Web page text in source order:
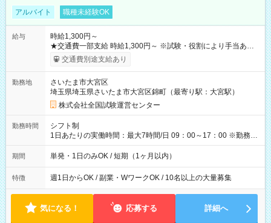
アルバイト 職種未経験OK
給与
時給1,300円～
★交通費一部支給 時給1,300円～ ※試験・役割により手当あり
※勤務回数により昇給あり 【即給（前払い）オプションあ
り！】 希望される場合、勤務から1週間ほどで給与の一部を受け
例】 ・河合塾模擬試験 8:30～17:30（休憩1時間） 時給1,300円
×8時間＝日収10,400円＋交通費 ※当日の役割により時給＋100
円の場合あり ・国家試験 7:00～13:30（休憩なし） 時給1,300
円（役割手当＋100円）×6時間＝日収8,400円＋交通費 【試用期
間】試用期間なし
交通費別途支給あり
勤務地
さいたま市大宮区
埼玉県埼玉県さいたま市大宮区錦町（最寄り駅：大宮駅）
株式会社全国試験運営センター
勤務時間
シフト制
1日あたりの実働時間：最大7時間/日 09：00～17：00 ※勤務時
間は 試験により異なります。
期間 単発・1日のみOK / 短期（1ヶ月以内）
特徴 週1日からOK / 副業・WワークOK / 10名以上の大量募集
気になる！ 応募する 詳細へ